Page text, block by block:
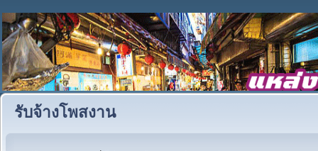
รับจ้างโพสงาน